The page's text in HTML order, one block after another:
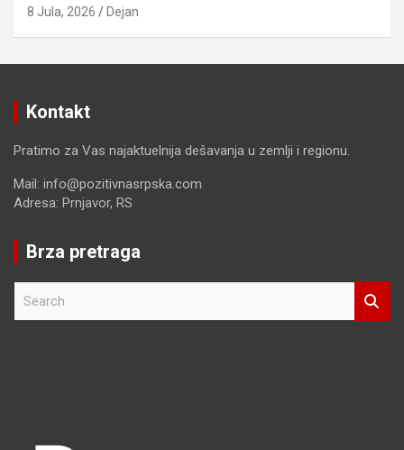
8 Jula, 2026 Dejan
Kontakt
Pratimo za Vas najaktuelnija dešavanja u zemlji i regionu.
Mail: info@pozitivnasrpska.com
Adresa: Prnjavor, RS
Brza pretraga